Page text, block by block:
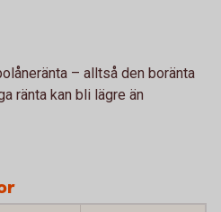
– alltså den boränta
ränta kan bli lägre än